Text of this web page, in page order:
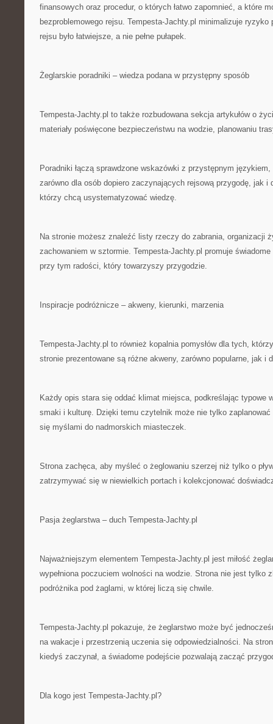
finansowych oraz procedur, o których łatwo zapomnieć, a które
bezproblemowego rejsu. Tempesta-Jachty.pl minimalizuje ryzyko
rejsu było łatwiejsze, a nie pełne pułapek.
Żeglarskie poradniki – wiedza podana w przystępny sposób
Tempesta-Jachty.pl to także rozbudowana sekcja artykułów o
materiały poświęcone bezpieczeństwu na wodzie, planowaniu
Poradniki łączą sprawdzone wskazówki z przystępnym
zarówno dla osób dopiero zaczynających rejsową przygodę, jak i
którzy chcą usystematyzować wiedzę.
Na stronie możesz znaleźć listy rzeczy do zabrania, organizacji
zachowaniem w sztormie. Tempesta-Jachty.pl promuje
przy tym radości, który towarzyszy przygodzie.
Inspiracje podróżnicze – akweny, kierunki, marzenia
Tempesta-Jachty.pl to również kopalnia pomysłów dla tych,
stronie prezentowane są różne akweny, zarówno popularne, jak i
Każdy opis stara się oddać klimat miejsca, podkreślając typowe
smaki i kulturę. Dzięki temu czytelnik może nie tylko
się myślami do nadmorskich miasteczek.
Strona zachęca, aby myśleć o żeglowaniu szerzej niż tylko o
zatrzymywać się w niewielkich portach i kolekcjonować
Pasja żeglarstwa – duch Tempesta-Jachty.pl
Najważniejszym elementem Tempesta-Jachty.pl jest miłość
wypełniona poczuciem wolności na wodzie. Strona nie jest tylko
podróżnika pod żaglami, w której liczą się chwile.
Tempesta-Jachty.pl pokazuje, że żeglarstwo może być
na wakacje i przestrzenią uczenia się odpowiedzialności. Na
kiedyś zaczynał, a świadome podejście pozwalają zacząć
Dla kogo jest Tempesta-Jachty.pl?